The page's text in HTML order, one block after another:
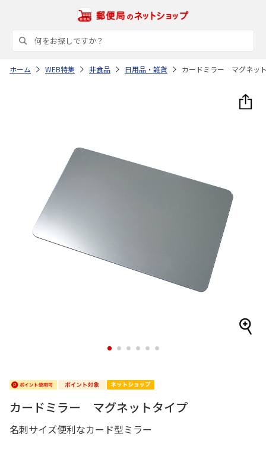
ホーム WEB特集 非食品 日用品・雑貨 カードミラー マグネッ
1 2 3 4 5 6
カードミラー マグネットタイプ
名刺サイズ便利なカード型ミラー